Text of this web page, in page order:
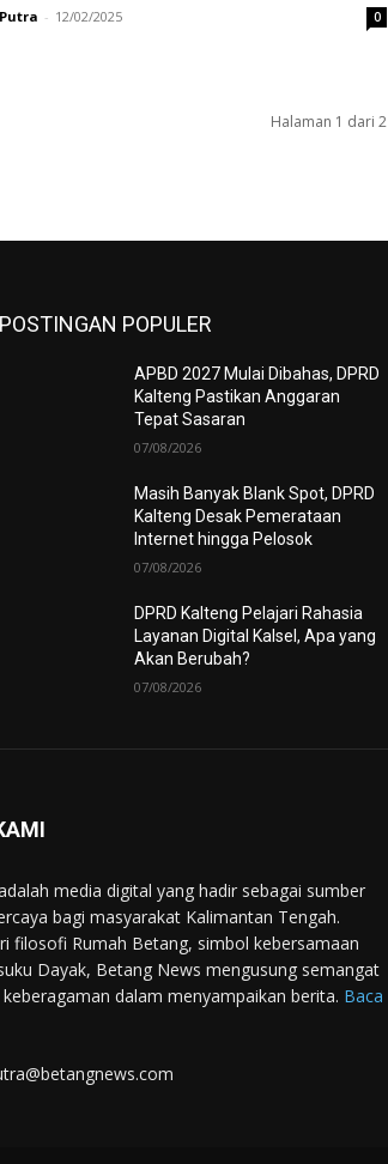
Putra - 12/02/2025 0
Halaman 1 dari 2
POSTINGAN POPULER
APBD 2027 Mulai Dibahas, DPRD
Kalteng Pastikan Anggaran
Tepat Sasaran
07/08/2026
Masih Banyak Blank Spot, DPRD
Kalteng Desak Pemerataan
Internet hingga Pelosok
07/08/2026
DPRD Kalteng Pelajari Rahasia
Layanan Digital Kalsel, Apa yang
Akan Berubah?
07/08/2026
media digital yang hadir sebagai sumber
bagi masyarakat Kalimantan Tengah.
filosofi Rumah Betang, simbol kebersamaan
Dayak, Betang News mengusung semangat
dalam menyampaikan berita. Baca